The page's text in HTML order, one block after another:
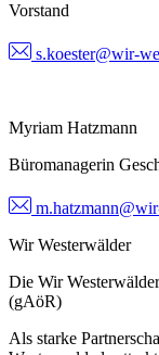
Vorstand
s.koester@wir-
Myriam Hatzmann
Büromanagerin
Wir Westerwälder
Die Wir
(gAöR)
Als starke